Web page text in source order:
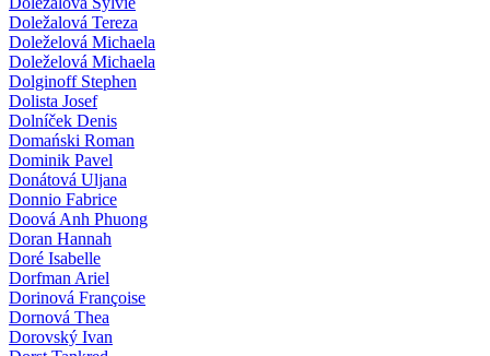
Doležalová Tereza
Doleželová Michaela
Doleželová Michaela
Dolginoff Stephen
Dolista Josef
Dolníček Denis
Domański Roman
Dominik Pavel
Donátová Uljana
Donnio Fabrice
Doová Anh Phuong
Doran Hannah
Doré Isabelle
Dorfman Ariel
Dorinová Françoise
Dornová Thea
Dorovský Ivan